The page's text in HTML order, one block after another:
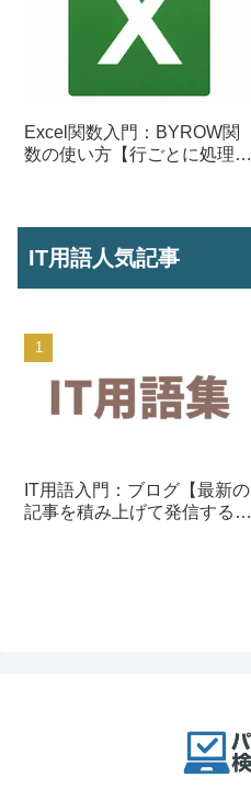
Excel関数入門：BYROW関
数の使い方【行ごとに処理を
IT用語人気記事
IT用語入門：ブログ【最新の
記事を積み上げて発信する仕